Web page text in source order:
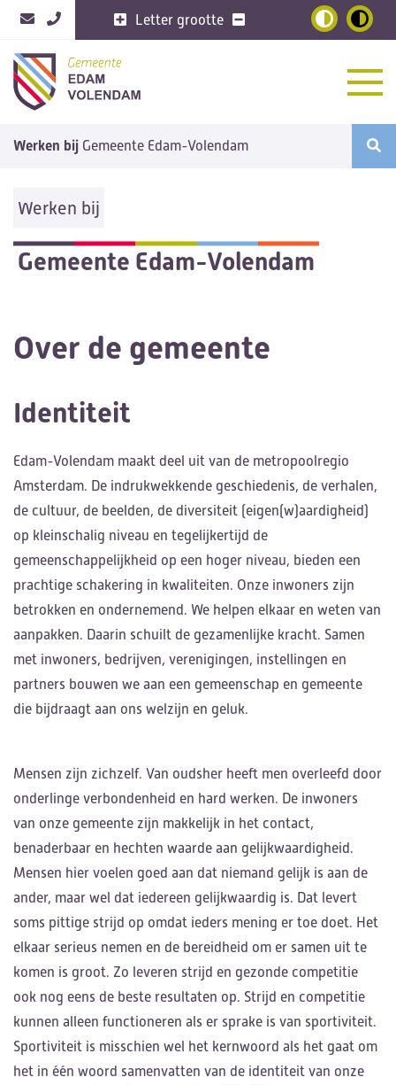
Letter grootte
Opdrachten
Arbeidsvoorwaarden
Sollicitatieprocedure
Werken bij Gemeente Edam-Volendam
Werken bij
Gemeente Edam-Volendam
Over de gemeente
Identiteit
Edam-Volendam maakt deel uit van de metropoolregio
Amsterdam. De indrukwekkende geschiedenis, de verhalen,
de cultuur, de beelden, de diversiteit (eigen(w)aardigheid)
op kleinschalig niveau en tegelijkertijd de
gemeenschappelijkheid op een hoger niveau, bieden een
prachtige schakering in kwaliteiten. Onze inwoners zijn
betrokken en ondernemend. We helpen elkaar en weten van
aanpakken. Daarin schuilt de gezamenlijke kracht. Samen
met inwoners, bedrijven, verenigingen, instellingen en
partners bouwen we aan een gemeenschap en gemeente
die bijdraagt aan ons welzijn en geluk.
Mensen zijn zichzelf. Van oudsher heeft men overleefd door
onderlinge verbondenheid en hard werken. De inwoners
van onze gemeente zijn makkelijk in het contact,
benaderbaar en hechten waarde aan gelijkwaardigheid.
Mensen hier voelen goed aan dat niemand gelijk is aan de
ander, maar wel dat iedereen gelijkwaardig is. Dat levert
soms pittige strijd op omdat ieders mening er toe doet. Het
elkaar serieus nemen en de bereidheid om er samen uit te
komen is groot. Zo leveren strijd en gezonde competitie
ook nog eens de beste resultaten op. Strijd en competitie
kunnen alleen functioneren als er sprake is van sportiviteit.
Sportiviteit is misschien wel het kernwoord als het gaat om
het in één woord samenvatten van de identiteit van onze